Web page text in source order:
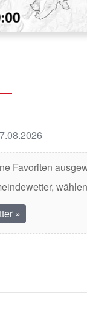
Favoriten
»